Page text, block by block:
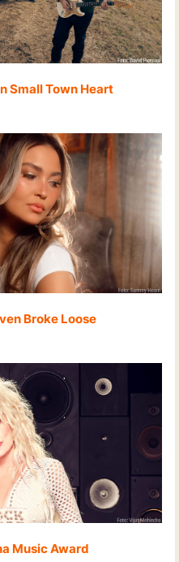
Small Town Heart
Broke Loose
Music Award